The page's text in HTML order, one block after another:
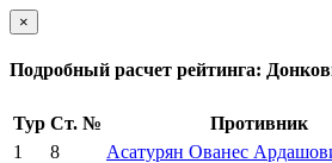
×
Подробный расчет рейтинга:
Тур Ст. № Противник
1
8 Асатурян Ованес